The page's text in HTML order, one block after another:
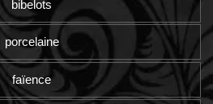
bibelots
porcelaine
faïence